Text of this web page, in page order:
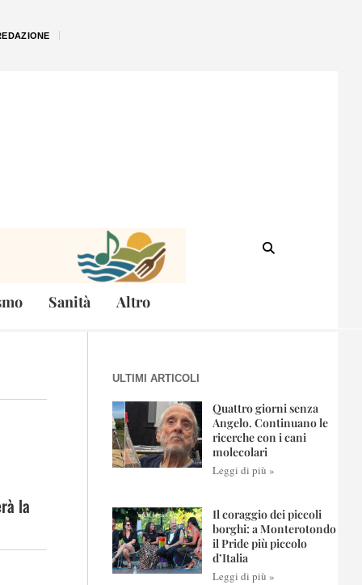
Sanità Altro
la
ULTIMI ARTICOLI
Quattro giorni senza
Angelo. Continuano le
ricerche con i cani
molecolari
Leggi di più »
Il coraggio dei piccoli
borghi: a Monterotondo
il Pride più piccolo
d’Italia
Leggi di più »